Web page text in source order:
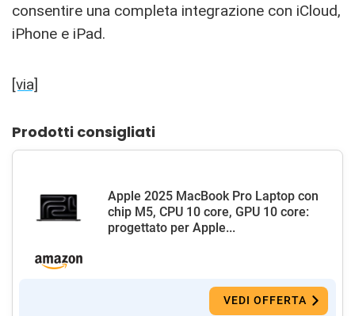
consentire una completa integrazione con iCloud,
iPhone e iPad.
[via]
Prodotti consigliati
Apple 2025 MacBook Pro Laptop con
chip M5, CPU 10 core, GPU 10 core:
progettato per Apple...
VEDI OFFERTA